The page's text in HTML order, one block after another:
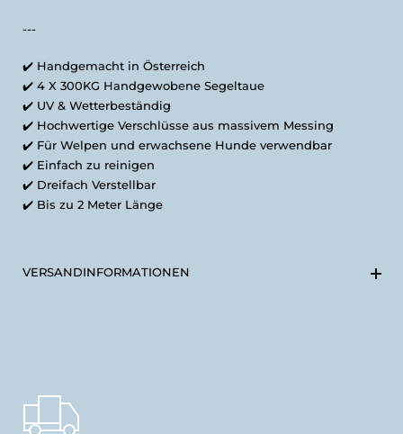
---
✔️ Handgemacht in Österreich
✔️ 4 X 300KG Handgewobene Segeltaue
✔️ UV & Wetterbeständig
✔️ Hochwertige Verschlüsse aus massivem Messing
✔️ Für Welpen und erwachsene Hunde verwendbar
✔️ Einfach zu reinigen
✔️ Dreifach Verstellbar
✔️ Bis zu 2 Meter Länge
VERSANDINFORMATIONEN